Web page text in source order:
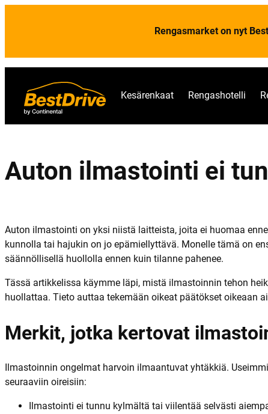
Rengasmarket on nyt
Kesärenkaat Rengashotelli
Auton ilmastointi ei
Auton ilmastointi on yksi niistä laitteista, joita ei huomaa
kunnolla tai hajukin on jo epämiellyttävä. Monelle tämä on
säännöllisellä huollolla ennen kuin tilanne pahenee.
Tässä artikkelissa käymme läpi, mistä ilmastoinnin tehon
huollattaa. Tieto auttaa tekemään oikeat päätökset oikeaan
Merkit, jotka kertovat
Ilmastoinnin ongelmat harvoin ilmaantuvat yhtäkkiä.
seuraaviin oireisiin:
Ilmastointi ei tunnu kylmältä tai viilentää selvästi